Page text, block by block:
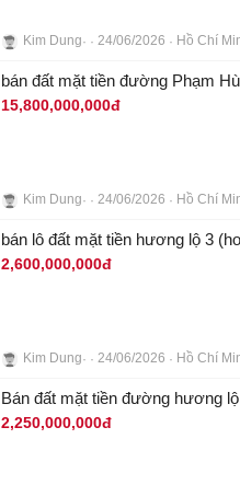
Kim Dung 24/06/2026 Hồ Chí
bán đất mặt tiền đường Phạm
15,800,000,000đ
Kim Dung 24/06/2026 Hồ Chí
bán lô đất mặt tiền hương lộ 3
2,600,000,000đ
Kim Dung 24/06/2026 Hồ Chí
Bán đất mặt tiền đường hương
2,250,000,000đ